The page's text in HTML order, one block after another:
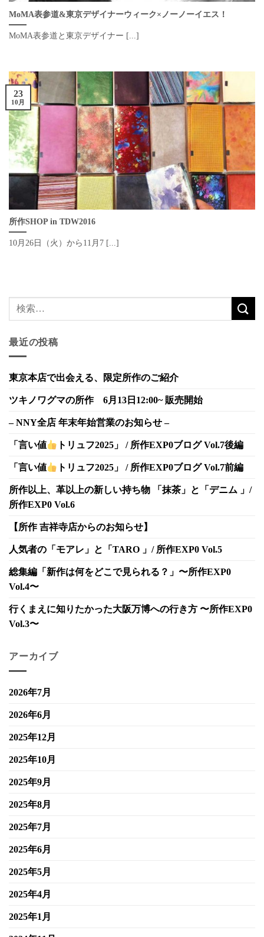
MoMA表参道&東京デザイナーウィーク×ノーノーイエス！
MoMA表参道と東京デザイナー [...]
所作SHOP in TDW2016
10月26日（火）から11月7 [...]
23
10月
最近の投稿
東京本店で出会える、限定所作のご紹介
ツキノワグマの所作 6月13日12:00~ 販売開始
– NNY全店 年末年始営業のお知らせ –
「言い値 トリュフ2025」 / 所作EXP0ブログ Vol.7後編
「言い値 トリュフ2025」 / 所作EXP0ブログ Vol.7前編
所作以上、革以上の新しい持ち物 「抹茶」と「デニム 」/
所作EXP0 Vol.6
【所作 吉祥寺店からのお知らせ】
人気者の「モアレ」と「TARO 」/ 所作EXP0 Vol.5
総集編「新作は何をどこで見られる？」〜所作EXP0
Vol.4〜
行くまえに知りたかった大阪万博への行き方 〜所作EXP0
Vol.3〜
アーカイブ
2026年7月
2026年6月
2025年12月
2025年10月
2025年9月
2025年8月
2025年7月
2025年6月
2025年5月
2025年4月
2025年1月